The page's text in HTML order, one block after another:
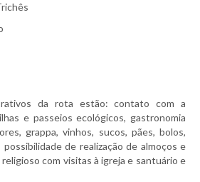
da rota estão: contato com a
e passeios ecológicos, gastronomia
grappa, vinhos, sucos, pães, bolos,
de realização de almoços e
com visitas à igreja e santuário e